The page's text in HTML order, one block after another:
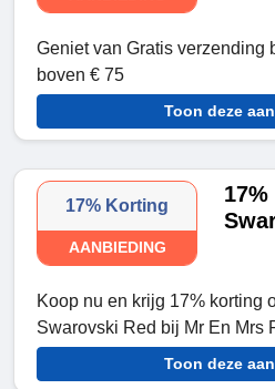
Geniet van Gratis verzending
boven € 75
Toon deze
17% Korting
AANBIEDING
Koop nu en krijg 17% korting
Swarovski Red bij Mr En Mrs
Toon deze